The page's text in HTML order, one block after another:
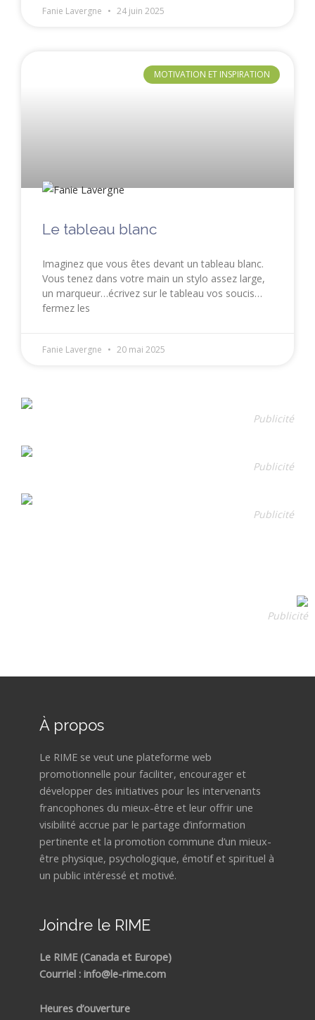
Fanie Lavergne 24 juin 2025
MOTIVATION ET INSPIRATION
Le tableau blanc
Imaginez que vous êtes devant un tableau blanc.
Vous tenez dans votre main un stylo assez large,
un marqueur…écrivez sur le tableau vos soucis…
fermez les
Fanie Lavergne 20 mai 2025
Publicité
Publicité
Publicité
Publicité
À propos
Le RIME se veut une plateforme web
promotionnelle pour faciliter, encourager et
développer des initiatives pour les intervenants
francophones du mieux-être et leur offrir une
visibilité accrue par le partage d’information
pertinente et la promotion commune d’un mieux-
être physique, psychologique, émotif et spirituel à
un public intéressé et motivé.
Joindre le RIME
Le RIME (Canada et Europe)
Courriel : info@le-rime.com
Heures d’ouverture